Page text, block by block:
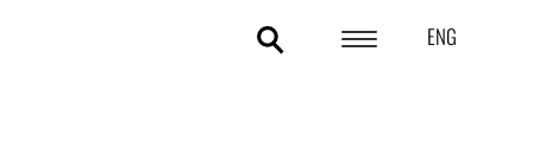
ENG